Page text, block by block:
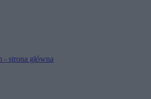
- strona główna